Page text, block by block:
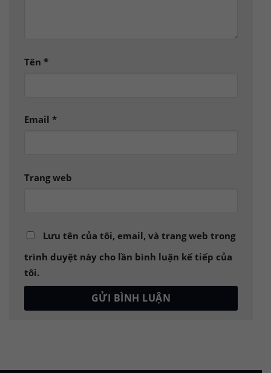
Tên *
Email *
Trang web
Lưu tên của tôi, email, và trang web trong
trình duyệt này cho lần bình luận kế tiếp của
tôi.